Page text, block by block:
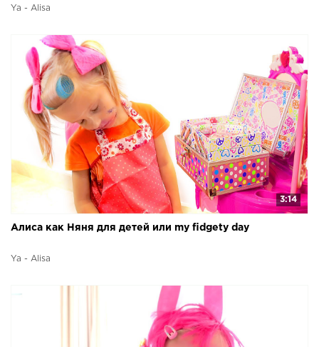
Ya - Alisa
3:14
Алиса как Няня для детей или my fidgety day
Ya - Alisa